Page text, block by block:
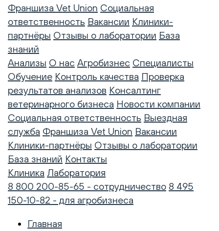
Франшиза Vet Union Социальная
ответственность Вакансии Клиники-
партнёры Отзывы о лаборатории База
знаний
Анализы О нас Агробизнес Специалисты
Обучение Контроль качества Проверка
результатов анализов Консалтинг
ветеринарного бизнеса Новости компании
Социальная ответственность Выездная
служба Франшиза Vet Union Вакансии
Клиники-партнёры Отзывы о лаборатории
База знаний Контакты
Клиника Лаборатория
8 800 200-85-65 - сотрудничество 8 495
150-10-82 - для агробизнеса
Главная